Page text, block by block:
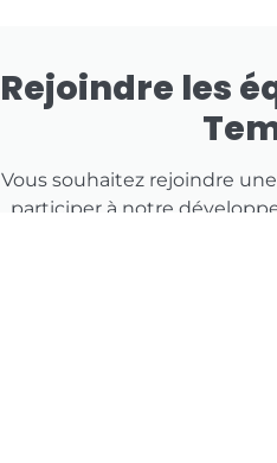
Rejoindre les
Vous souhaitez rejoindre
participer à notre